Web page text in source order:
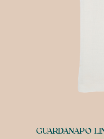
GUARDANAPO